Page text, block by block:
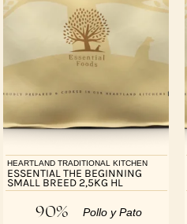
HEARTLAND TRADITIONAL KITCHEN
ESSENTIAL THE BEGINNING
SMALL BREED 2,5KG HL
90% Pollo y Pato